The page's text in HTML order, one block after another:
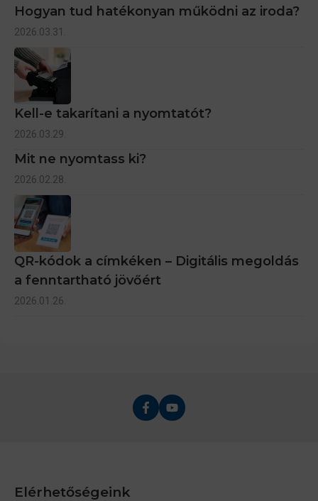
Hogyan tud hatékonyan működni az iroda?
2026.03.31.
Kell-e takarítani a nyomtatót?
2026.03.29.
Mit ne nyomtass ki?
2026.02.28.
QR-kódok a címkéken – Digitális megoldás
a fenntartható jövőért
2026.01.26.
Elérhetőségeink